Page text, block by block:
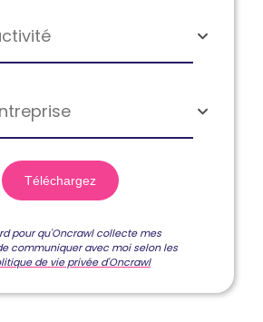
pour qu'Oncrawl collecte mes
communiquer avec moi selon les
de vie privée d'Oncrawl